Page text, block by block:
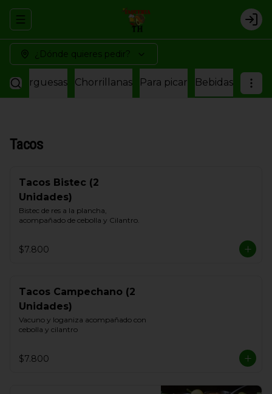
Abrir menu de navegación
¿Dónde quieres pedir?
Chorrillanas Para picar Bebidas
Tacos
Tacos Bistec (2
Unidades)
Bistec de res a la plancha,
acompañado de cebolla y Cilantro.
$7.800
Tacos Campechano (2
Unidades)
Vacuno y loganiza acompañado con
cebolla y cilantro
$7.800